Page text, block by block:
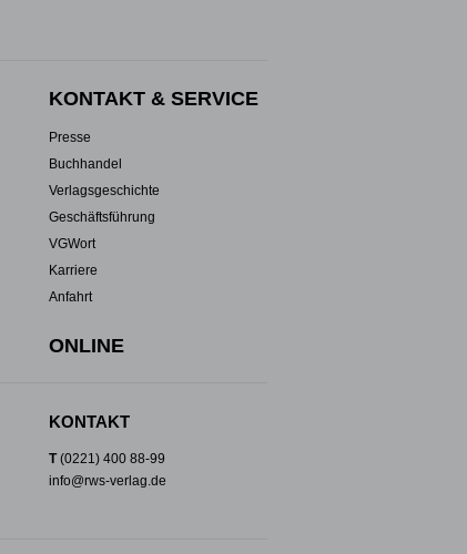
KONTAKT & SERVICE
Presse
Buchhandel
Verlagsgeschichte
Geschäftsführung
VGWort
Karriere
Anfahrt
ONLINE
KONTAKT
T(0221) 400 88-99
info@rws-verlag.de